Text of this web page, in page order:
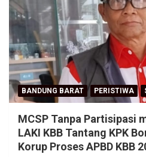
BANDUNG BARAT PERISTIWA
MCSP Tanpa Partisipasi
LAKI KBB Tantang KPK
Korup Proses APBD KBB